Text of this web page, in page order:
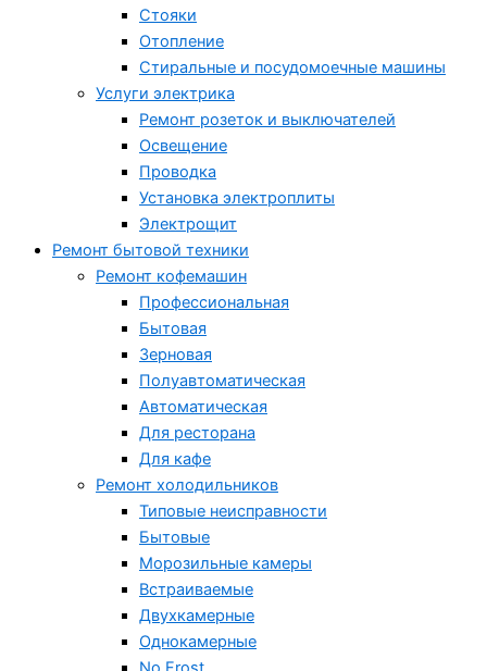
Стояки
Отопление
Стиральные и посудомоечные машины
Услуги электрика
Ремонт розеток и выключателей
Освещение
Проводка
Установка электроплиты
Электрощит
Ремонт бытовой техники
Ремонт кофемашин
Профессиональная
Бытовая
Зерновая
Полуавтоматическая
Автоматическая
Для ресторана
Для кафе
Ремонт холодильников
Типовые неисправности
Бытовые
Морозильные камеры
Встраиваемые
Двухкамерные
Однокамерные